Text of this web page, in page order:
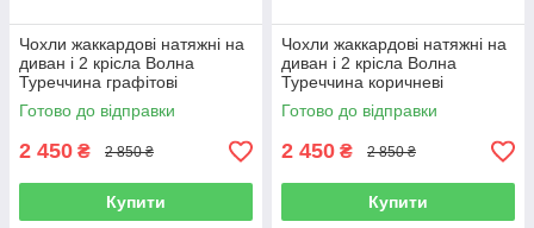
Чохли жаккардові натяжні на
диван і 2 крісла Волна
Туреччина графітові
Готово до відправки
2 450 ₴ 2 850 ₴
Купити
Чохли жаккардові натяжні на
диван і 2 крісла Волна
Туреччина коричневі
Готово до відправки
2 450 ₴ 2 850 ₴
Купити